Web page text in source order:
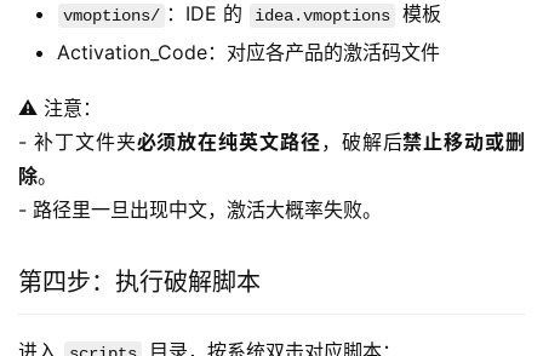
vmoptions/ ：IDE 的 idea.vmoptions
模板
Activation_Code：对应各产品的激活码文件
⚠️ 注意：
- 补丁文件夹必须放在纯英文路径，破解后禁止移动或删
除。
- 路径里一旦出现中文，激活大概率失败。
第四步：执行破解脚本
进入 目录，按系统双击对应脚本：